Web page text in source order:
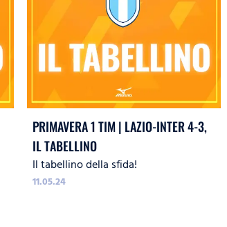
PRIMAVERA 1 TIM | LAZIO-INTER 4-3,
IL TABELLINO
Il tabellino della sfida!
11.05.24